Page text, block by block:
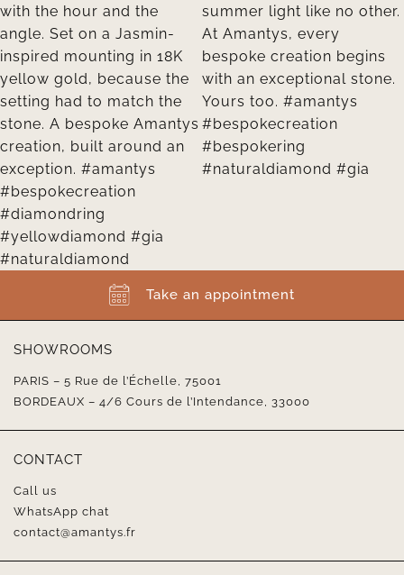
Take an appointment
SHOWROOMS
PARIS – 5 Rue de l’Échelle, 75001
BORDEAUX – 4/6 Cours de l’Intendance, 33000
CONTACT
Call us
WhatsApp chat
contact@amantys.fr